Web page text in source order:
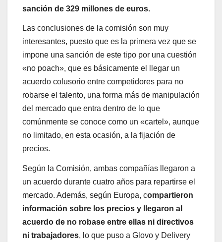
sanción de 329 millones de euros.
Las conclusiones de la comisión son muy
interesantes, puesto que es la primera vez que se
impone una sanción de este tipo por una cuestión
«no poach», que es básicamente el llegar un
acuerdo colusorio entre competidores para no
robarse el talento, una forma más de manipulación
del mercado que entra dentro de lo que
comúnmente se conoce como un «cartel», aunque
no limitado, en esta ocasión, a la fijación de
precios.
Según la Comisión, ambas compañías llegaron a
un acuerdo durante cuatro años para repartirse el
mercado. Además, según Europa, compartieron
información sobre los precios y llegaron al
acuerdo de no robase entre ellas ni directivos
ni trabajadores, lo que puso a Glovo y Delivery